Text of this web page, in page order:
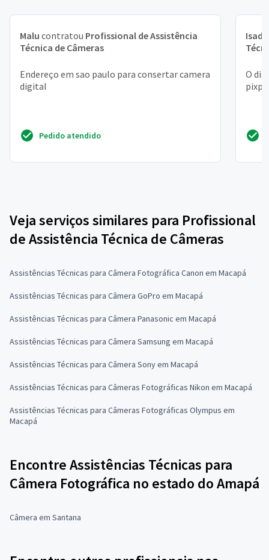
Malu contratou Profissional de Assistência
Técnica de Câmeras
Endereço em sao paulo para consertar camera
digital
Pedido atendido
O
Veja serviços similares para Profissional
de Assistência Técnica de Câmeras
Assistências Técnicas para Câmera Fotográfica Canon em Macapá
Assistências Técnicas para Câmera GoPro em Macapá
Assistências Técnicas para Câmera Panasonic em Macapá
Assistências Técnicas para Câmera Samsung em Macapá
Assistências Técnicas para Câmera Sony em Macapá
Assistências Técnicas para Câmeras Fotográficas Nikon em Macapá
Assistências Técnicas para Câmeras Fotográficas Olympus em
Macapá
Encontre Assistências Técnicas para
Câmera Fotográfica no estado do Amapá
Câmera em Santana